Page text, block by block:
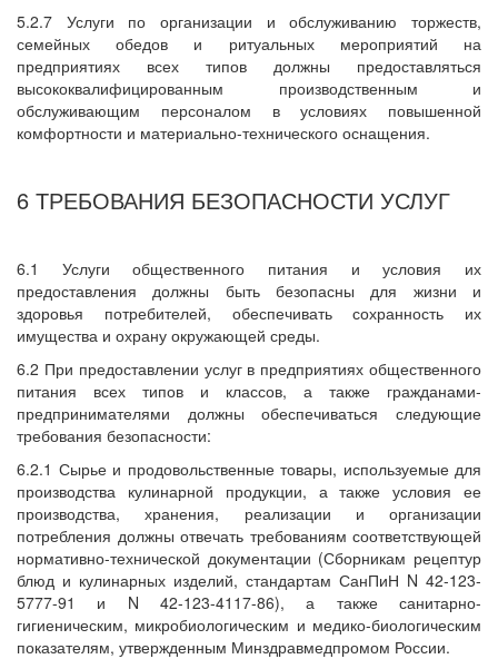
5.2.7 Услуги по организации и обслуживанию торжеств,
семейных обедов и ритуальных мероприятий на
предприятиях всех типов должны предоставляться
высококвалифицированным производственным и
обслуживающим персоналом в условиях повышенной
комфортности и материально-технического оснащения.
6 ТРЕБОВАНИЯ БЕЗОПАСНОСТИ УСЛУГ
6.1 Услуги общественного питания и условия их
предоставления должны быть безопасны для жизни и
здоровья потребителей, обеспечивать сохранность их
имущества и охрану окружающей среды.
6.2 При предоставлении услуг в предприятиях общественного
питания всех типов и классов, а также гражданами-
предпринимателями должны обеспечиваться следующие
требования безопасности:
6.2.1 Сырье и продовольственные товары, используемые для
производства кулинарной продукции, а также условия ее
производства, хранения, реализации и организации
потребления должны отвечать требованиям соответствующей
нормативно-технической документации (Сборникам рецептур
блюд и кулинарных изделий, стандартам СанПиН N 42-123-
5777-91 и N 42-123-4117-86), а также санитарно-
гигиеническим, микробиологическим и медико-биологическим
показателям, утвержденным Минздравмедпромом России.